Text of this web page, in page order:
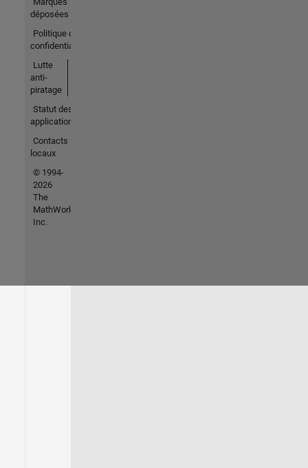
déposées
Politique de
confidentialité
Lutte
anti-
piratage
Statut des
applications
Contacts
locaux
© 1994-
2026
The
MathWorks,
Inc.